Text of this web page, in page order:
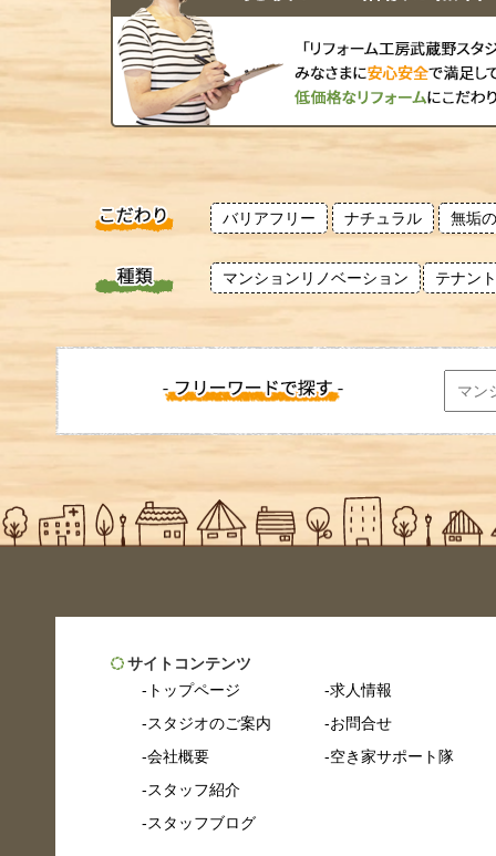
バリアフリー ナチュラル 無垢
マンションリノベーション テナン
サイトコンテンツ
トップページ
スタジオのご案内
会社概要
スタッフ紹介
スタッフブログ
求人情報
お問合せ
空き家サポート隊